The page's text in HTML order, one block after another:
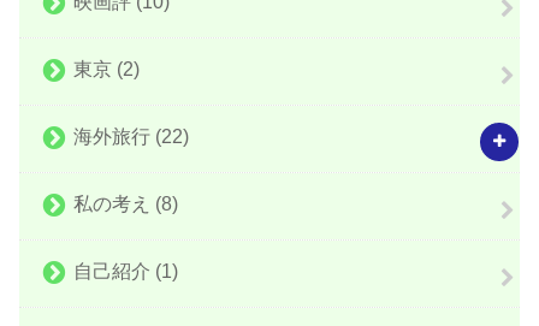
東京 (2)
海外旅行 (22)
私の考え (8)
自己紹介 (1)